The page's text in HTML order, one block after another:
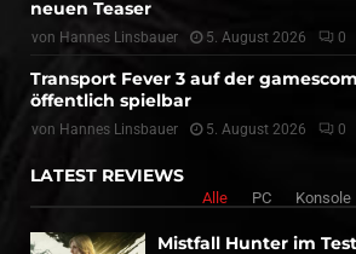
neuen Teaser
von Hannes Linsbauer 5. August 2026 0
Transport Fever 3 auf der
öffentlich spielbar
von Hannes Linsbauer 5. August 2026 0
LATEST REVIEWS
Alle PC Konsole
Mistfall Hunter im Test